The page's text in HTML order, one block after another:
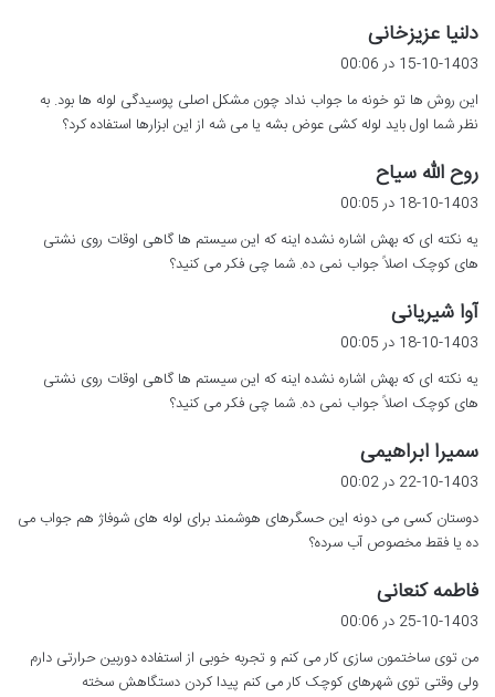
دلنیا عزیزخانی
ف
:
15-10-1403 در 00:06
این روش ها تو خونه ما جواب نداد چون مشکل اصلی پوسیدگی لوله ها بود. به
نظر شما اول باید لوله کشی عوض بشه یا می شه از این ابزارها استفاده کرد؟
روح الله سیاح
ف
:
18-10-1403 در 00:05
یه نکته ای که بهش اشاره نشده اینه که این سیستم ها گاهی اوقات روی نشتی
های کوچک اصلاً جواب نمی ده. شما چی فکر می کنید؟
آوا شیریانی
ف
ت
:
18-10-1403 در 00:05
یه نکته ای که بهش اشاره نشده اینه که این سیستم ها گاهی اوقات روی نشتی
های کوچک اصلاً جواب نمی ده. شما چی فکر می کنید؟
سمیرا ابراهیمی
ف
:
22-10-1403 در 00:02
دوستان کسی می دونه این حسگرهای هوشمند برای لوله های شوفاژ هم جواب می
ده یا فقط مخصوص آب سرده؟
فاطمه کنعانی
ف
25-10-1403 در 00:06
من توی ساختمون سازی کار می کنم و تجربه خوبی از استفاده دوربین حرارتی دارم
ولی وقتی توی شهرهای کوچک کار می کنم پیدا کردن دستگاهش سخته